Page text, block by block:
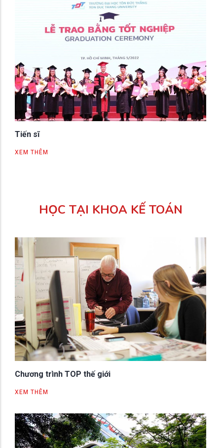
Tiến sĩ
XEM THÊM
HỌC TẠI KHOA KẾ TOÁN
Chương trình TOP thế giới
XEM THÊM